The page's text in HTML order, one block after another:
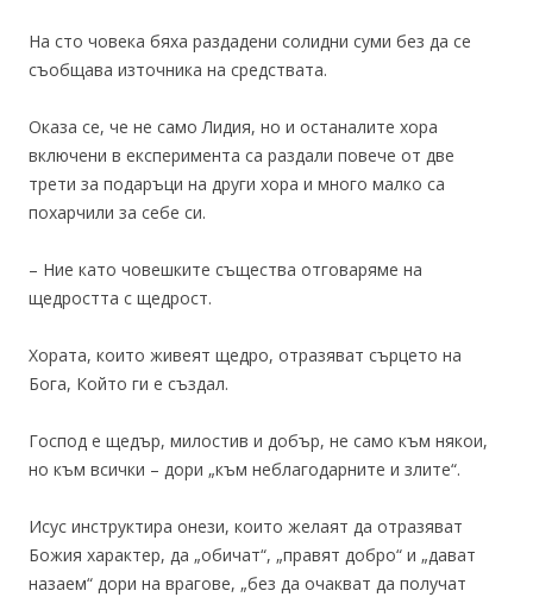
На сто човека бяха раздадени солидни суми без да се
съобщава източника на средствата.
Оказа се, че не само Лидия, но и останалите хора
включени в експеримента са раздали повече от две
трети за подаръци на други хора и много малко са
похарчили за себе си.
– Ние като човешките същества отговаряме на
щедростта с щедрост.
Хората, които живеят щедро, отразяват сърцето на
Бога, Който ги е създал.
Господ е щедър, милостив и добър, не само към някои,
но към всички – дори „към неблагодарните и злите“.
Исус инструктира онези, които желаят да отразяват
Божия характер, да „обичат“, „правят добро“ и „дават
назаем“ дори на врагове, „без да очакват да получат